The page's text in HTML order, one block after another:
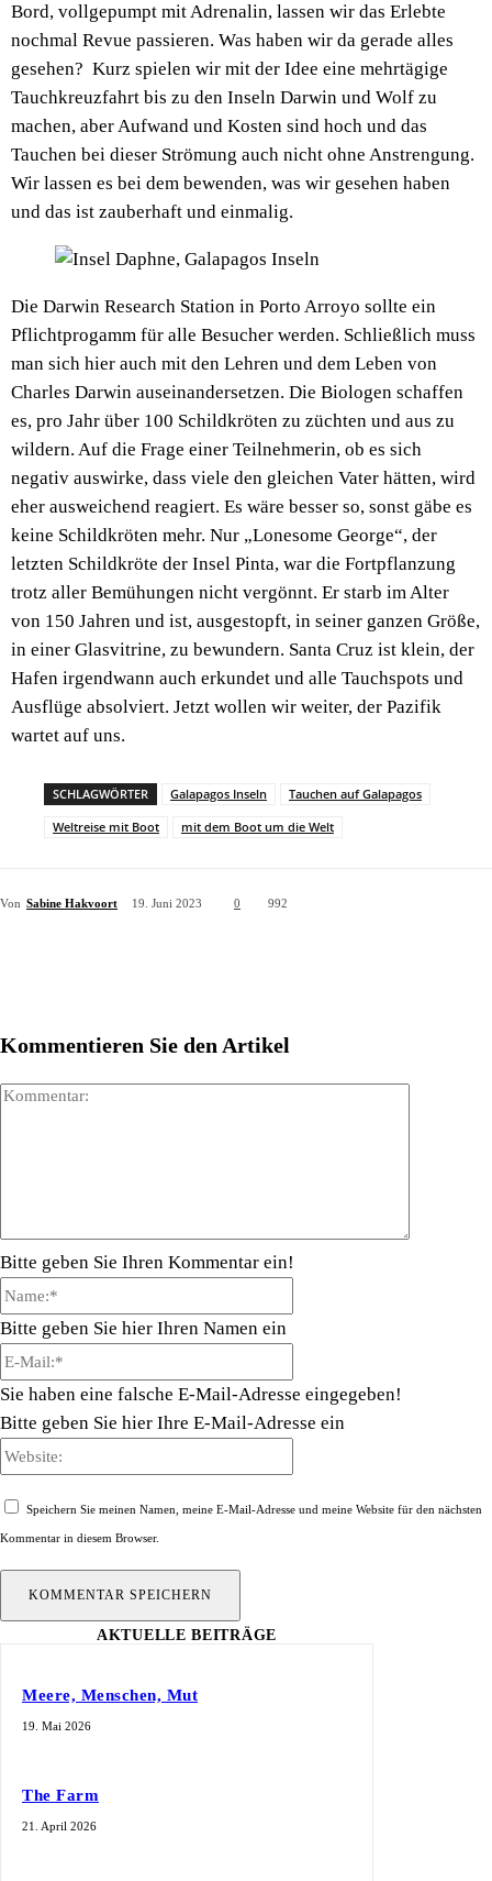
Bord, vollgepumpt mit Adrenalin, lassen wir das Erlebte
nochmal Revue passieren. Was haben wir da gerade alles
gesehen? Kurz spielen wir mit der Idee eine mehrtägige
Tauchkreuzfahrt bis zu den Inseln Darwin und Wolf zu
machen, aber Aufwand und Kosten sind hoch und das
Tauchen bei dieser Strömung auch nicht ohne Anstrengung.
Wir lassen es bei dem bewenden, was wir gesehen haben
und das ist zauberhaft und einmalig.
Die Darwin Research Station in Porto Arroyo sollte ein
Pflichtprogamm für alle Besucher werden. Schließlich muss
man sich hier auch mit den Lehren und dem Leben von
Charles Darwin auseinandersetzen. Die Biologen schaffen
es, pro Jahr über 100 Schildkröten zu züchten und aus zu
wildern. Auf die Frage einer Teilnehmerin, ob es sich
negativ auswirke, dass viele den gleichen Vater hätten, wird
eher ausweichend reagiert. Es wäre besser so, sonst gäbe es
keine Schildkröten mehr. Nur „Lonesome George“, der
letzten Schildkröte der Insel Pinta, war die Fortpflanzung
trotz aller Bemühungen nicht vergönnt. Er starb im Alter
von 150 Jahren und ist, ausgestopft, in seiner ganzen Größe,
in einer Glasvitrine, zu bewundern. Santa Cruz ist klein, der
Hafen irgendwann auch erkundet und alle Tauchspots und
Ausflüge absolviert. Jetzt wollen wir weiter, der Pazifik
wartet auf uns.
SCHLAGWÖRTER Galapagos Inseln
Tauchen auf Galapagos
Weltreise mit Boot
mit dem Boot um die Welt
Von Sabine Hakvoort 19. Juni 2023 0 992
Kommentieren Sie den Artikel
Bitte geben Sie Ihren Kommentar ein!
Bitte geben Sie hier Ihren Namen ein
Mail:*
Sie haben eine falsche E-Mail-Adresse eingegeben!
Bitte geben Sie hier Ihre E-Mail-Adresse ein
Speichern Sie meinen Namen, meine E-Mail-Adresse und meine Website für den nächsten
Kommentar in diesem Browser.
AKTUELLE BEITRÄGE
Meere, Menschen, Mut
19. Mai 2026
The Farm
21. April 2026